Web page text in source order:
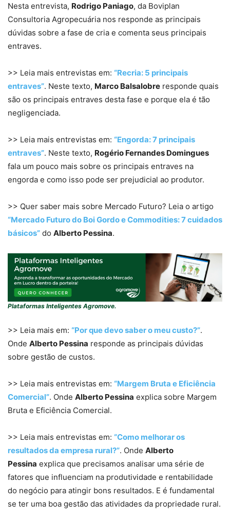
Nesta entrevista, Rodrigo Paniago, da Boviplan
Consultoria Agropecuária nos responde as principais
dúvidas sobre a fase de cria e comenta seus principais
entraves.
>> Leia mais entrevistas em: “Recria: 5 principais
entraves”. Neste texto, Marco Balsalobre responde quais
são os principais entraves desta fase e porque ela é tão
negligenciada.
>> Leia mais entrevistas em: “Engorda: 7 principais
entraves”. Neste texto, Rogério Fernandes Domingues
fala um pouco mais sobre os principais entraves na
engorda e como isso pode ser prejudicial ao produtor.
>> Quer saber mais sobre Mercado Futuro? Leia o artigo
“Mercado Futuro do Boi Gordo e Commodities: 7 cuidados
básicos” do Alberto Pessina.
Plataformas Inteligentes Agromove.
>> Leia mais em: “Por que devo saber o meu custo?”.
Onde Alberto Pessina responde as principais dúvidas
sobre gestão de custos.
>> Leia mais entrevistas em: “Margem Bruta e Eficiência
Comercial”. Onde Alberto Pessina explica sobre Margem
Bruta e Eficiência Comercial.
>> Leia mais entrevistas em: “Como melhorar os
resultados da empresa rural?”. Onde Alberto
Pessina explica que precisamos analisar uma série de
fatores que influenciam na produtividade e rentabilidade
do negócio para atingir bons resultados. E é fundamental
se ter uma boa gestão das atividades da propriedade rural.